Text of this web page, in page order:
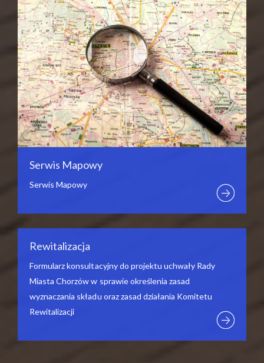
Serwis Mapowy
Serwis Mapowy
Rewitalizacja
Formularz konsultacyjny do projektu uchwały Rady
Miasta Chorzów w sprawie określenia zasad
wyznaczania składu oraz zasad działania Komitetu
Rewitalizacji